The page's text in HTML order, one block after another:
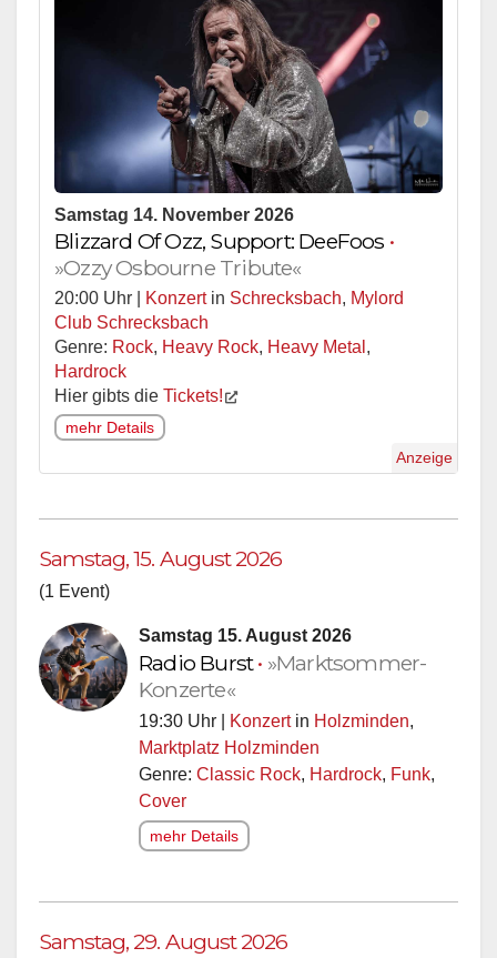
Samstag 14. November 2026
Blizzard Of Ozz, Support: DeeFoos •
»Ozzy Osbourne Tribute«
20:00 Uhr | Konzertin Schrecksbach, Mylord
Club Schrecksbach
Genre: Rock, Heavy Rock, Heavy Metal ,
Hardrock
Hier gibts die Tickets!
mehr Details
Anzeige
Samstag, 15. August 2026
(1 Event)
Samstag 15. August 2026
Radio Burst• »Marktsommer-
Konzerte«
19:30 Uhr | Konzertin Holzminden,
Marktplatz Holzminden
Genre: Classic Rock, Hardrock, Funk,
Cover
mehr Details
Samstag, 29. August 2026